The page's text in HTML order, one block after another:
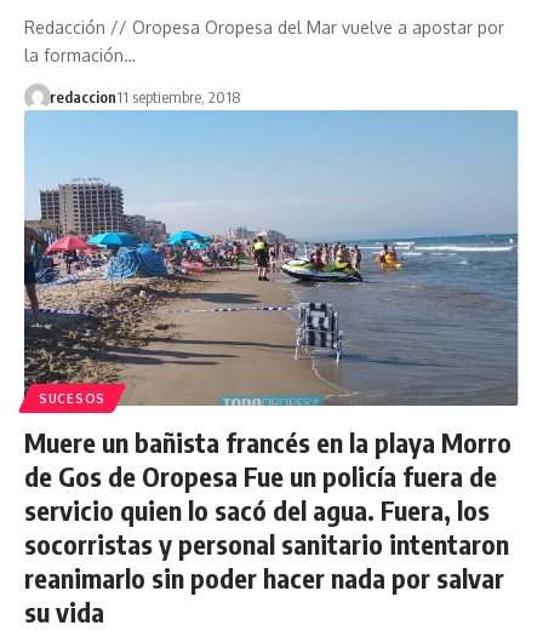
Redacción // Oropesa Oropesa del Mar vuelve a apostar por
la formación…
redaccion11 septiembre, 2018
SUCESOS
Muere un bañista francés en la playa Morro
de Gos de Oropesa Fue un policía fuera de
servicio quien lo sacó del agua. Fuera, los
socorristas y personal sanitario intentaron
reanimarlo sin poder hacer nada por salvar
su vida